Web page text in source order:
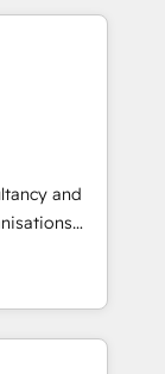
and
the Year
HubSpot
the
and
and